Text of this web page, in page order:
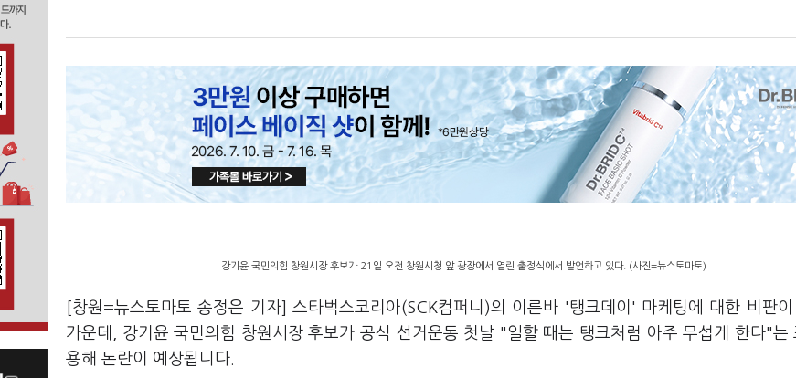
강기윤 국민의힘 창원시장 후보가 21일 오전 창원시청 앞 광장에서 열린 출정식에서 발언하고 있다. (사진=뉴스토마토)
[창원=뉴스토마토 송정은 기자] 스타벅스코리아(SCK컴퍼니)의 이른바 '탱크데이' 마케팅에 대한 비판
가운데, 강기윤 국민의힘 창원시장 후보가 공식 선거운동 첫날 "일할 때는 탱크처럼 아주 무섭게 한다"는
용해 논란이 예상됩니다.